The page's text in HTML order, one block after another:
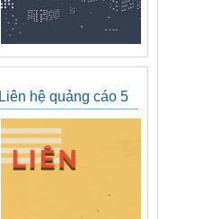
Liên hệ quảng cáo 5